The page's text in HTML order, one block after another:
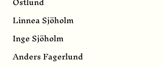
Linnea Sjöholm
Inge Sjöholm
Anders Fagerlund